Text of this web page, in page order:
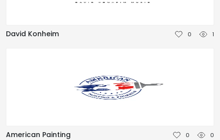
David Konheim 0 1
American Painting 0 0